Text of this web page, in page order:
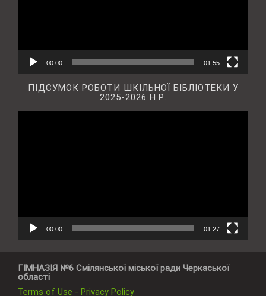
00:00 01:55
ПІДСУМОК РОБОТИ ШКІЛЬНОЇ БІБЛІОТЕКИ У
2025-2026 Н.Р.
00:00 01:27
ГІМНАЗІЯ №6 Смілянської міської ради Черкаської
області
Terms of Use - Privacy Policy